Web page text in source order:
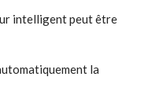
intelligent peut être
la